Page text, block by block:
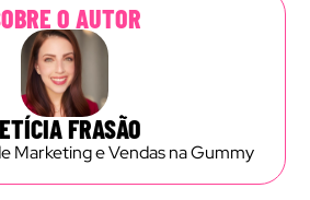
O AUTOR
FRASÃO
Marketing e Vendas na Gummy